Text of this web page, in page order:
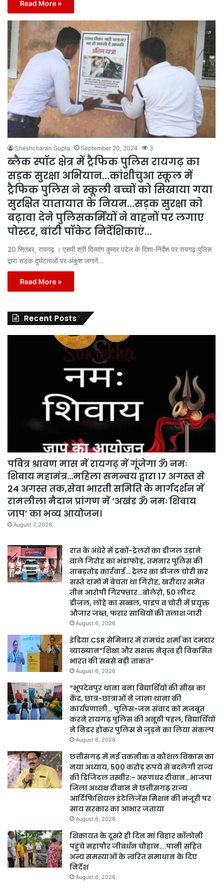
Read More »
Sheshcharan Gupta September 20, 2024 3
ब्लैक स्पॉट क्षेत्र में ट्रैफिक पुलिस रायगढ़ का
सड़क सुरक्षा अभियान…कांशीचुआ स्कूल में
ट्रैफिक पुलिस ने स्कूली बच्चों को सिखाया गया
सुरक्षित यातायात के नियम…सड़क सुरक्षा को
बढ़ावा देने पुलिसकर्मियों ने वाहनों पर लगाए
पोस्टर, बांटी पॉकेट निर्देशिकाएं…
20 सितंबर, रायगढ़ । एसपी श्री दिव्यांग कुमार पटेल के दिशा-निर्देश पर रायगढ़ पुलिस
द्वारा सड़क दुर्घटनाओं पर अंकुश लगाने…
Read More »
Recent Posts
पवित्र श्रावण मास में रायगढ़ में गूंजेगा ॐ नमः
शिवाय महामंत्र…महिला समन्वय द्वारा 17 अगस्त से
24 अगस्त तक,सेवा भारती समिति के मार्गदर्शन में
रामलीला मैदान प्रांगण में ‘अखंड ॐ नमः शिवाय
जाप’ का भव्य आयोजन।
August 7, 2026
रात के अंधेरे में ट्रकों-ट्रेलरों का डीजल उड़ाने
वाले गिरोह का भंडाफोड़, तमनार पुलिस की
ताबड़तोड़ कार्रवाई… ट्रेलर का डीजल चोरी कर
सस्ते दामों में बेचता था गिरोह, खरीदार समेत
तीन आरोपी गिरफ्तार…बोलेरो, 50 लीटर
डीजल, लोहे का सब्बल, पाइप व चोरी में प्रयुक्त
औजार जब्त, फरार साथियों की तलाश जारी
August 6, 2026
इंडिया CSR सेमिनार में रामचंद्र शर्मा का दमदार
व्याख्यान”शिक्षा और सशक्त नेतृत्व ही विकसित
भारत की सबसे बड़ी ताकत”
August 6, 2026
“भूपदेवपुर थाना बना विद्यार्थियों की सीख का
केंद्र, छात्र-छात्राओं ने जाना थाना की
कार्यप्रणाली… पुलिस-जन संवाद को मजबूत
करने रायगढ़ पुलिस की अनूठी पहल, विद्यार्थियों
ने निडर होकर पुलिस से जुड़ने का लिया संकल्प
August 6, 2026
छत्तीसगढ़ में नई तकनीक व कौशल विकास का
नया अध्याय, 500 करोड़ रुपये से बदलेगी राज्य
की डिजिटल तस्वीर:- अरूणधर दीवान…भाजपा
जिला अध्यक्ष दीवान ने छत्तीसगढ़ राज्य
आर्टिफिशियल इंटेलिजेंस मिशन की मंजूरी पर
साय सरकार का आभार जताया
August 6, 2026
शिकायत के दूसरे ही दिन मां विहार कॉलोनी
पहुंचे महापौर जीवर्धन चौहान….पानी सहित
अन्य समस्याओं के त्वरित समाधान के दिए
निर्देश
August 6, 2026